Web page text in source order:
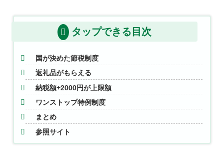
タップできる目次
国が決めた節税制度
返礼品がもらえる
納税額+2000円が上限額
ワンストップ特例制度
まとめ
参照サイト